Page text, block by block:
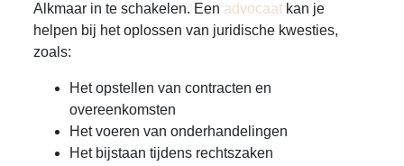
Alkmaar in te schakelen. Een advocaat kan je
helpen bij het oplossen van juridische kwesties,
zoals:
Het opstellen van contracten en
overeenkomsten
Het voeren van onderhandelingen
Het bijstaan tijdens rechtszaken